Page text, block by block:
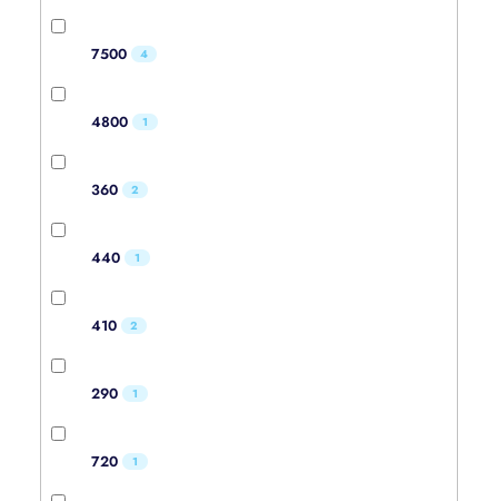
7500 4
4800 1
360 2
440 1
410 2
290 1
720 1